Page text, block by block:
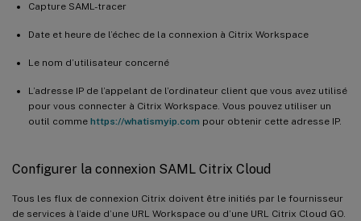
Capture SAML-tracer
Date et heure de l’échec de la connexion à Citrix Workspace
Le nom d’utilisateur concerné
L’adresse IP de l’appelant de l’ordinateur client que vous avez utilisé
pour vous connecter à Citrix Workspace. Vous pouvez utiliser un
outil comme https://whatismyip.com pour obtenir cette adresse IP.
Configurer la connexion SAML Citrix Cloud
Tous les flux de connexion Citrix doivent être initiés par le fournisseur
de services à l’aide d’une URL Workspace ou d’une URL Citrix Cloud GO.